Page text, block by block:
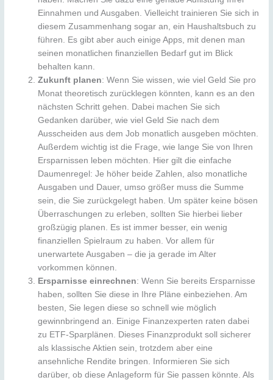
Einnahmen und Ausgaben. Vielleicht trainieren Sie sich in
diesem Zusammenhang sogar an, ein Haushaltsbuch zu
führen. Es gibt aber auch einige Apps, mit denen man
seinen monatlichen finanziellen Bedarf gut im Blick
behalten kann.
Zukunft planen: Wenn Sie wissen, wie viel Geld Sie pro
Monat theoretisch zurücklegen könnten, kann es an den
nächsten Schritt gehen. Dabei machen Sie sich
Gedanken darüber, wie viel Geld Sie nach dem
Ausscheiden aus dem Job monatlich ausgeben möchten.
Außerdem wichtig ist die Frage, wie lange Sie von Ihren
Ersparnissen leben möchten. Hier gilt die einfache
Daumenregel: Je höher beide Zahlen, also monatliche
Ausgaben und Dauer, umso größer muss die Summe
sein, die Sie zurückgelegt haben. Um später keine bösen
Überraschungen zu erleben, sollten Sie hierbei lieber
großzügig planen. Es ist immer besser, ein wenig
finanziellen Spielraum zu haben. Vor allem für
unerwartete Ausgaben – die ja gerade im Alter
vorkommen können.
Ersparnisse einrechnen: Wenn Sie bereits Ersparnisse
haben, sollten Sie diese in Ihre Pläne einbeziehen. Am
besten, Sie legen diese so schnell wie möglich
gewinnbringend an. Einige Finanzexperten raten dabei
zu ETF-Sparplänen. Dieses Finanzprodukt soll sicherer
als klassische Aktien sein, trotzdem aber eine
ansehnliche Rendite bringen. Informieren Sie sich
darüber, ob diese Anlageform für Sie passen könnte. Als